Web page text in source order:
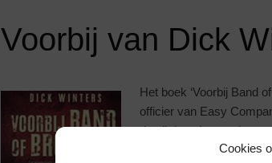
Cookies
Voorbij van Dick
Het boek ‘Voorbij Band
officier van Easy
detail de gebeurtenissen
Dick Winters, drager